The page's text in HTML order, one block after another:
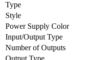
Type
Style
Power Supply Color
Input/Output Type
Number of Outputs
Output Type